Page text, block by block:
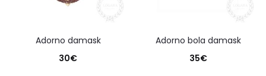
adorno damask
30€
adorno bola damask
35€